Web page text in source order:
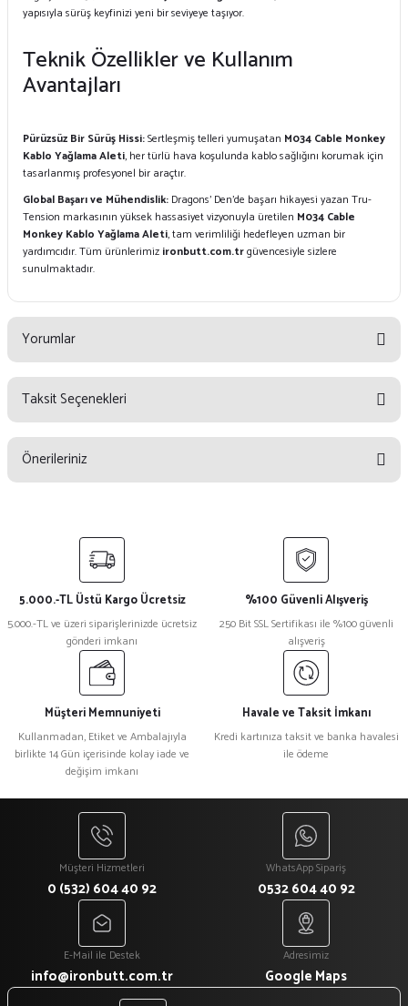
yapısıyla sürüş keyfinizi yeni bir seviyeye taşıyor.
Teknik Özellikler ve Kullanım
Avantajları
Pürüzsüz Bir Sürüş Hissi:Sertleşmiş telleri yumuşatan M034 Cable Monkey
Kablo Yağlama Aleti, her türlü hava koşulunda kablo sağlığını korumak için
tasarlanmış profesyonel bir araçtır.
Global Başarı ve Mühendislik: Dragons’ Den’de başarı hikayesi yazan Tru-
Tension markasının yüksek hassasiyet vizyonuyla üretilen M034 Cable
Monkey Kablo Yağlama Aleti, tam verimliliği hedefleyen uzman bir
yardımcıdır. Tüm ürünlerimiz ironbutt.com.trgüvencesiyle sizlere
sunulmaktadır.
Yorumlar
Yorum Yaz
Taksit Seçenekleri
Önerileriniz
yetersiz gördüğünüz noktaları öneri formunu kullanarak tarafımıza
Görüş ve önerileriniz için teşekkür ederiz.
Ürün resmi kalitesiz, bozuk veya görüntülenemiyor.
Ürün açıklamasında eksik bilgiler bulunuyor.
Ürün bilgilerinde hatalar bulunuyor.
Ürün fiyatı diğer sitelerden daha pahalı.
Bu ürüne benzer farklı alternatifler olmalı.
5.000.-TL Üstü Kargo Ücretsiz
5.000.-TL ve üzeri siparişlerinizde ücretsiz
gönderi imkanı
%100 Güvenli Alışveriş
250 Bit SSL Sertifikası ile %100 güvenli
alışveriş
Müşteri Memnuniyeti
Kullanmadan, Etiket ve Ambalajıyla
birlikte 14 Gün içerisinde kolay iade ve
değişim imkanı
Havale ve Taksit İmkanı
Kredi kartınıza taksit ve banka havalesi
ile ödeme
Müşteri Hizmetleri
0 (532) 604 40 92
WhatsApp Sipariş
0532 604 40 92
E-Mail ile Destek
info@ironbutt.com.tr
Adresimiz
Google Maps